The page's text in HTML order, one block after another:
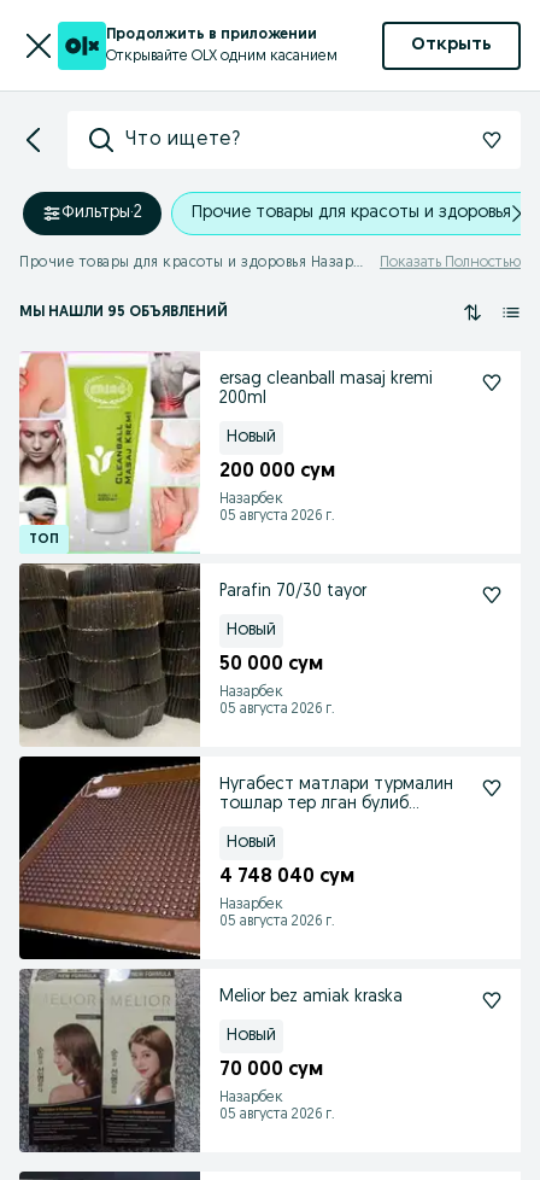
Продолжить в приложении
Открывайте OLX одним касанием
Открыть
Что ищете?
Фильтры·2 Прочие товары для красоты и здоровья
Прочие товары для красоты и здоровья Назарбек Показать Полностью
МЫ НАШЛИ 95 ОБЪЯВЛЕНИЙ
ersag cleanball masaj kremi
200ml
Новый
200 000 сум
Назарбек
05 августа 2026 г.
Parafin 70/30 tayor
Новый
50 000 сум
Назарбек
05 августа 2026 г.
Нугабест матлари турмалин
тошлар тер лган булиб
Новый
4 748 040 сум
Назарбек
05 августа 2026 г.
Melior bez amiak kraska
Новый
70 000 сум
Назарбек
05 августа 2026 г.